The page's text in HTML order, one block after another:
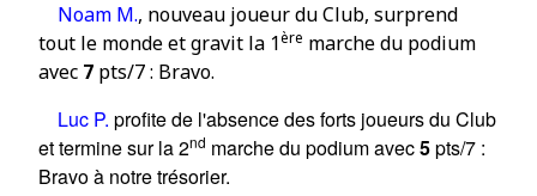
Noam M., nouveau joueur du Club, surprend
tout le monde et gravit la 1ère marche du podium
avec 7 pts/7 : Bravo.
Luc P. profite de l'absence des forts joueurs du Club
et termine sur la 2nd marche du podium avec5pts/7 :
Bravo à notre trésorier.